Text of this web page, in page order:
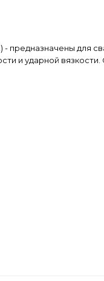
предназначены для
и ударной